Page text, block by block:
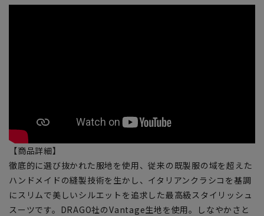
【商品詳細】
徹底的に選び抜かれた服地を使用、従来の既製服の域を超えた
ハンドメイドの縫製技術を生かし、イタリアンクラシコを基調
にスリムで美しいシルエットを追求した最高級スタイリッシュ
スーツです。DRAGO社のVantage生地を使用。しなやかさと